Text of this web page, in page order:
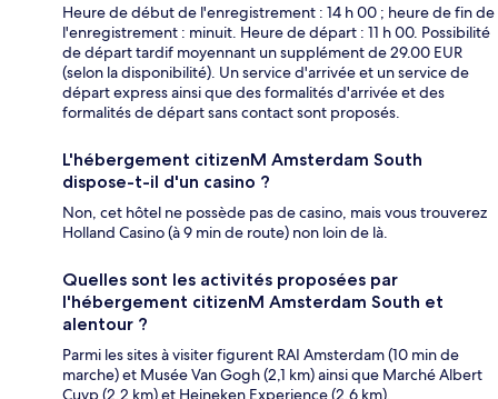
Heure de début de l'enregistrement : 14 h 00 ; heure de fin de
l'enregistrement : minuit. Heure de départ : 11 h 00. Possibilité
de départ tardif moyennant un supplément de 29.00 EUR
(selon la disponibilité). Un service d'arrivée et un service de
départ express ainsi que des formalités d'arrivée et des
formalités de départ sans contact sont proposés.
L'hébergement citizenM Amsterdam South
dispose-t-il d'un casino ?
Non, cet hôtel ne possède pas de casino, mais vous trouverez
Holland Casino (à 9 min de route) non loin de là.
Quelles sont les activités proposées par
l'hébergement citizenM Amsterdam South et
alentour ?
Parmi les sites à visiter figurent RAI Amsterdam (10 min de
marche) et Musée Van Gogh (2,1 km) ainsi que Marché Albert
Cuyp (2,2 km) et Heineken Experience (2,6 km).